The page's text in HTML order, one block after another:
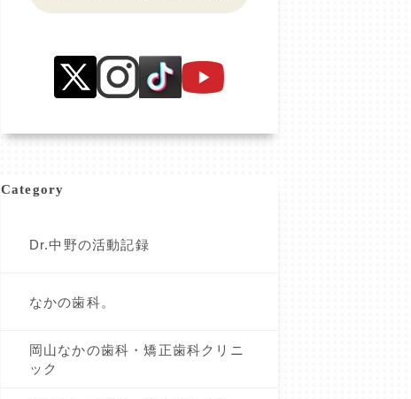
Category
Dr.中野の活動記録
なかの歯科。
岡山なかの歯科・矯正歯科クリニ
ック